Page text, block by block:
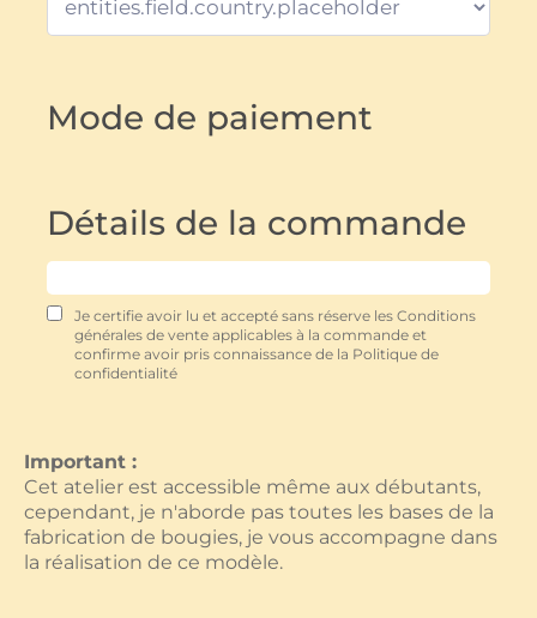
Mode de paiement
Détails de la commande
Je certifie avoir lu et accepté sans réserve les Conditions
générales de vente applicables à la commande et
confirme avoir pris connaissance de la Politique de
confidentialité
Important :
Cet atelier est accessible même aux débutants,
cependant, je n'aborde pas toutes les bases de la
fabrication de bougies, je vous accompagne dans
la réalisation de ce modèle.